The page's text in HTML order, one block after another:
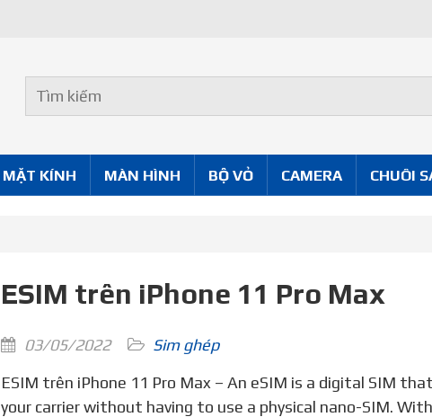
MẶT KÍNH MÀN HÌNH BỘ VỎ CAMERA CHUÔI
ESIM trên iPhone 11 Pro Max
03/05/2022
Sim ghép
ESIM trên iPhone 11 Pro Max – An eSIM is a digital SIM that allows you to activate a cellular plan from
your carrier without having to use a physical nano-SIM.